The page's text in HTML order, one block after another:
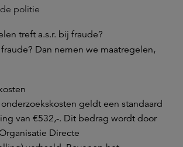
politie
treft a.s.r. bij fraude?
fraude? Dan nemen we maatregelen,
geldt een standaard
van €532,-. Dit bedrag wordt door
Directe